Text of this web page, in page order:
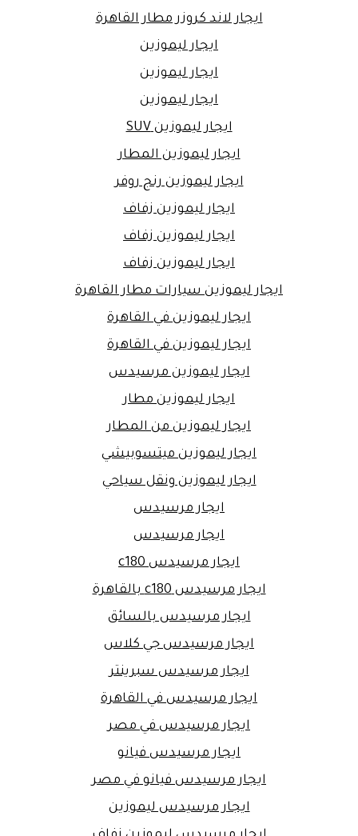
ايجار لاند كروزر مطار القاهرة
ايجار ليموزين
ايجار ليموزين
ايجار ليموزين
ايجار ليموزين SUV
ايجار ليموزين المطار
ايجار ليموزين رنج روفر
ايجار ليموزين زفاف
ايجار ليموزين زفاف
ايجار ليموزين زفاف
ايجار ليموزين سيارات مطار القاهرة
ايجار ليموزين في القاهرة
ايجار ليموزين في القاهرة
ايجار ليموزين مرسيدس
ايجار ليموزين مطار
ايجار ليموزين من المطار
ايجار ليموزين ميتسوبيشي
ايجار ليموزين ونقل سياحي
ايجار مرسيدس
ايجار مرسيدس
ايجار مرسيدس c180
ايجار مرسيدس c180 بالقاهرة
ايجار مرسيدس بالسائق
ايجار مرسيدس جي كلاس
ايجار مرسيدس سبرينتر
ايجار مرسيدس في القاهرة
ايجار مرسيدس في مصر
ايجار مرسيدس فيانو
ايجار مرسيدس فيانو في مصر
ايجار مرسيدس ليموزين